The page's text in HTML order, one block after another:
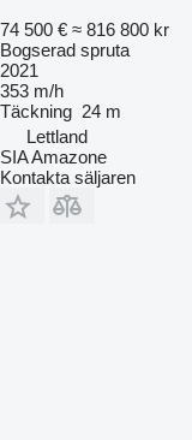
74 500 € ≈ 816 800 kr
Bogserad spruta
2021
353 m/h
Täckning 24 m
Lettland
SIA Amazone
Kontakta säljaren